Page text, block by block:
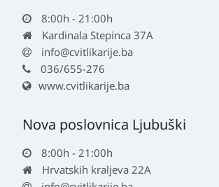
8:00h - 21:00h
Kardinala Stepinca 37A
info@cvitlikarije.ba
036/655-276
www.cvitlikarije.ba
Nova poslovnica Ljubuški
8:00h - 21:00h
Hrvatskih kraljeva 22A